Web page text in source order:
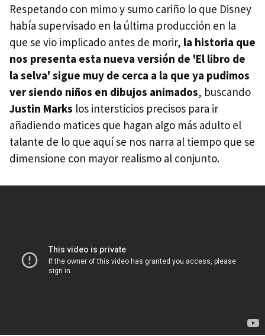
Respetando con mimo y sumo cariño lo que Disney
había supervisado en la última producción en la
que se vio implicado antes de morir, la historia que
nos presenta esta nueva versión de 'El libro de
la selva' sigue muy de cerca a la que ya pudimos
ver siendo niños en dibujos animados, buscando
Justin Marks los intersticios precisos para ir
añadiendo matices que hagan algo más adulto el
talante de lo que aquí se nos narra al tiempo que se
dimensione con mayor realismo al conjunto.